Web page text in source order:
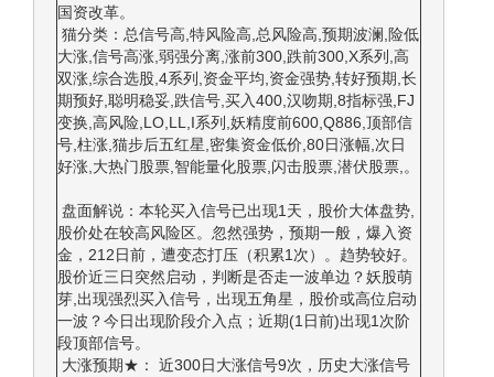
国资改革。
猫分类：总信号高,特风险高,总风险高,预期波澜,险低
大涨,信号高涨,弱强分离,涨前300,跌前300,X系列,高
双涨,综合选股,4系列,资金平均,资金强势,转好预期,长
期预好,聪明稳妥,跌信号,买入400,汉吻期,8指标强,FJ
变换,高风险,LO,LL,I系列,妖精度前600,Q886,顶部信
号,柱涨,猫步后五红星,密集资金低价,80日涨幅,次日
好涨,大热门股票,智能量化股票,闪击股票,潜伏股票,。
盘面解说：本轮买入信号已出现1天，股价大体盘势,
股价处在较高风险区。忽然强势，预期一般，爆入资
金，212日前，遭变态打压（积累1次）。趋势较好。
股价近三日突然启动，判断是否走一波单边？妖股萌
芽,出现强烈买入信号，出现五角星，股价或高位启动
一波？今日出现阶段介入点；近期(1日前)出现1次阶
段顶部信号。
大涨预期★： 近300日大涨信号9次，历史大涨信号